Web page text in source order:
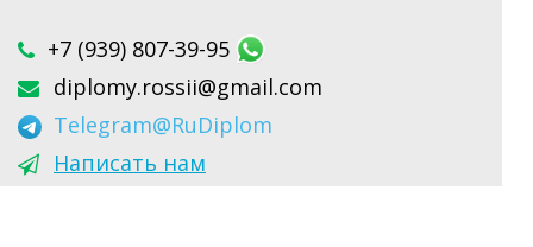
+7 (939) 807-39-95
diplomy.rossii@gmail.com
Telegram@RuDiplom
Написать нам